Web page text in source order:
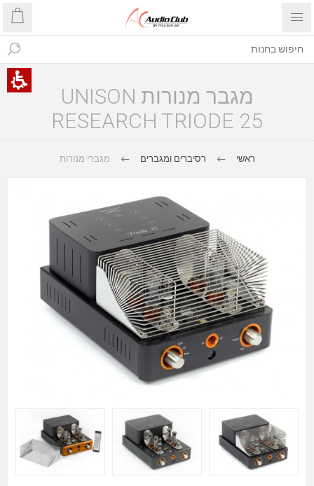
מגבר מנורות UNISON
RESEARCH TRIODE 25
ראשי רסיברים ומגברים מגברי מנורות